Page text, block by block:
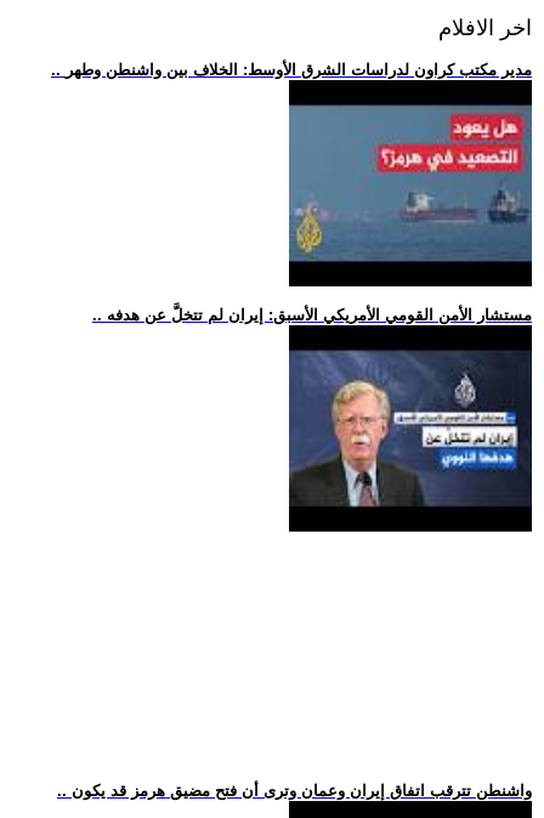
اخر الافلام
.. مدير مكتب كراون لدراسات الشرق الأوسط: الخلاف بين واشنطن وطهر
.. مستشار الأمن القومي الأمريكي الأسبق: إيران لم تتخلَّ عن هدفه
.. واشنطن تترقب اتفاق إيران وعمان وترى أن فتح مضيق هرمز قد يكون